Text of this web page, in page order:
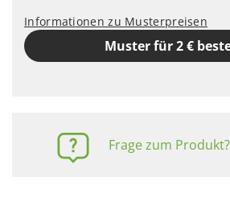
Informationen zu Musterpreisen
Muster für 2 €
Frage zum